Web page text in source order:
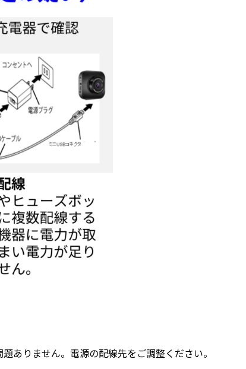
りません。電源の配線先をご調整ください。